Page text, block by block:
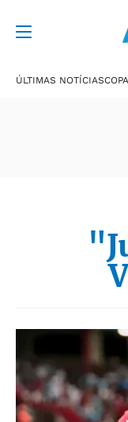
ÚLTIMAS NOTÍCIAS